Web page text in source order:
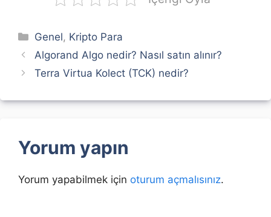
Kategoriler
Genel, Kripto Para
Algorand Algo nedir? Nasıl satın alınır?
Terra Virtua Kolect (TCK) nedir?
Yorum yapın
Yorum yapabilmek için oturum açmalısınız.